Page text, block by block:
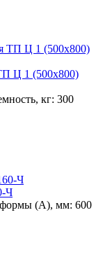
Ц 1 (500х800)
кг: 300
Ч
(А), мм: 600